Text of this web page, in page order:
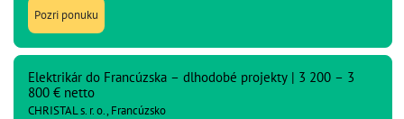
Pozri ponuku
Elektrikár do Francúzska – dlhodobé projekty | 3 200 – 3
800 € netto
CHRISTAL s. r. o., Francúzsko